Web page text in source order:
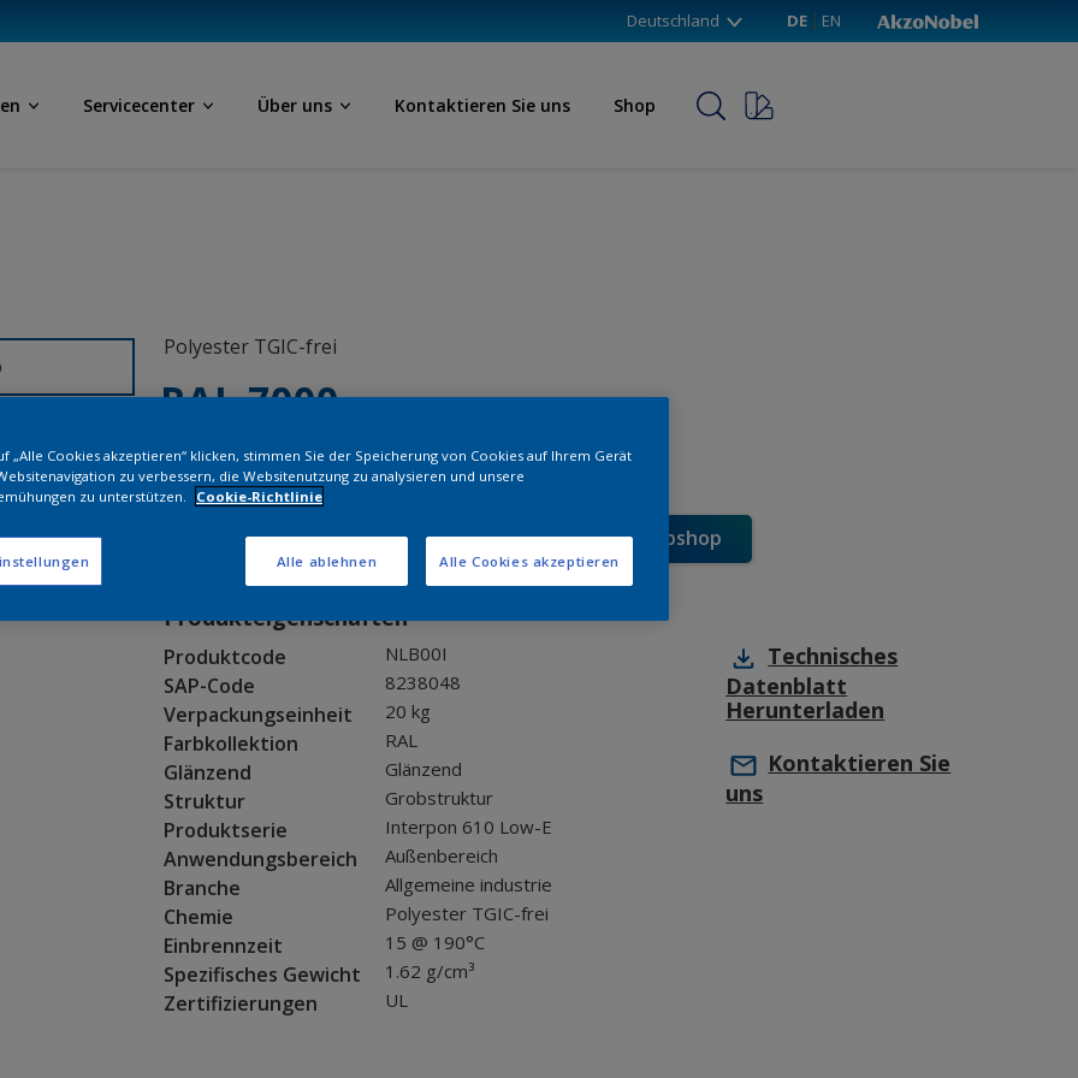
Deutschland DE EN
Servicecenter Über uns Kontaktieren Sie uns Shop
Polyester TGIC-frei
RAL 7000
NLB00I
Muster bestellen Bestellen Sie direkt im Webshop
Produkteigenschaften
Produktcode NLB00I
SAP-Code 8238048
Verpackungseinheit 20 kg
Farbkollektion RAL
Glänzend Glänzend
Struktur Grobstruktur
Produktserie Interpon 610 Low-E
Anwendungsbereich Außenbereich
Branche Allgemeine industrie
Chemie Polyester TGIC-frei
Einbrennzeit 15 @ 190°C
Spezifisches Gewicht 1.62 g/cm³
Zertifizierungen UL
Technisches
Datenblatt
Herunterladen
Kontaktieren Sie
uns
„Alle Cookies akzeptieren“ klicken, stimmen Sie der Speicherung von Cookies auf Ihrem Gerät
zu verbessern, die Websitenutzung zu analysieren und unsere
zu unterstützen.
Cookie-Richtlinie
Alle ablehnen Alle Cookies akzeptieren